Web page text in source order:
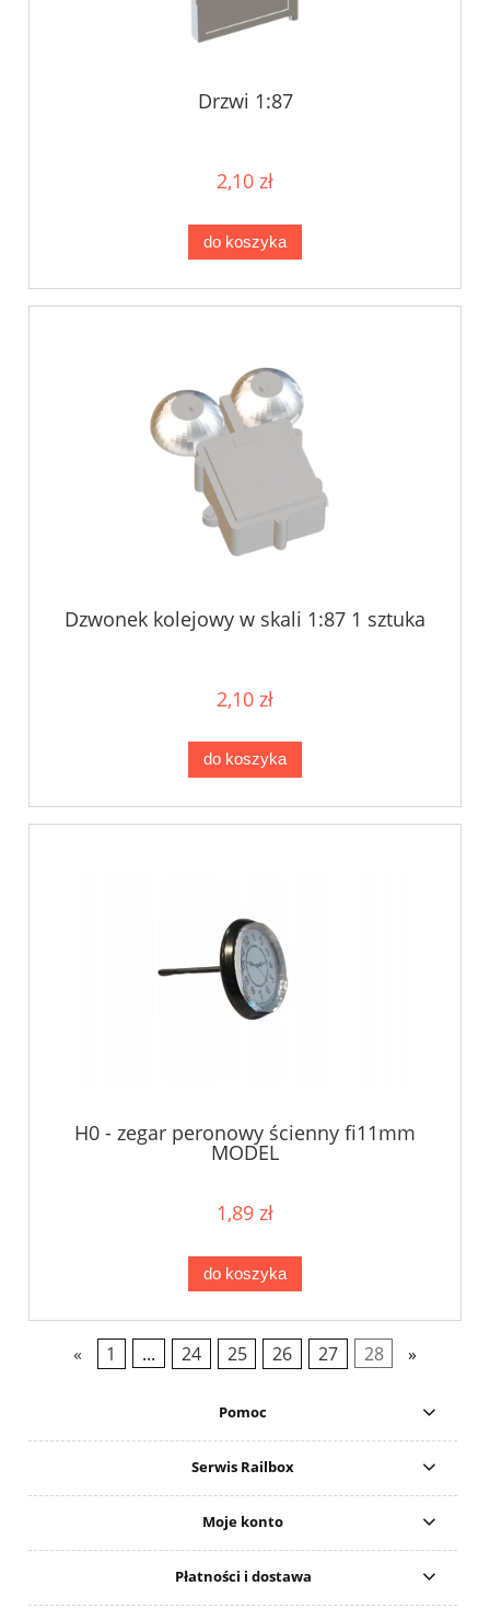
Drzwi 1:87
2,10 zł
do koszyka
Dzwonek kolejowy w skali 1:87 1 sztuka
2,10 zł
do koszyka
H0 - zegar peronowy ścienny fi11mm
MODEL
1,89 zł
do koszyka
« 1 ... 24 25 26 27 28 »
Pomoc
Serwis Railbox
Moje konto
Płatności i dostawa